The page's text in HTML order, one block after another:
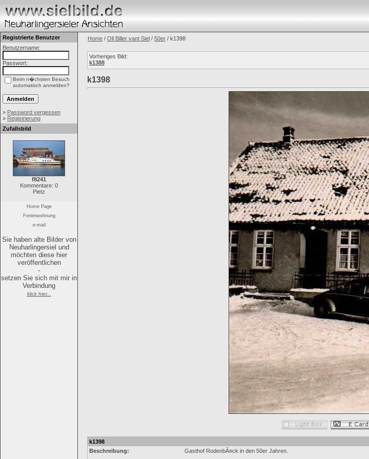
Registrierte Benutzer
Benutzername:
Passwort:
Beim n�chsten Besuch
automatisch anmelden?
» Password vergessen
» Registrierung
Zufallsbild
f8241
Kommentare: 0
Pietz
Home Page
Ferienwohnung
e-mail
Sie haben alte Bilder von
Neuharlingersiel und
möchten diese hier
veröffentlichen
-
setzen Sie sich mit mir in
Verbindung
klick hier...
Home / Oll Biller vant Siel / 50er / k1398
Vorheriges Bild:
k1388
k1398
k1398
Beschreibung:
Gasthof RodenbÃ¤ck in den 50er Jahren.